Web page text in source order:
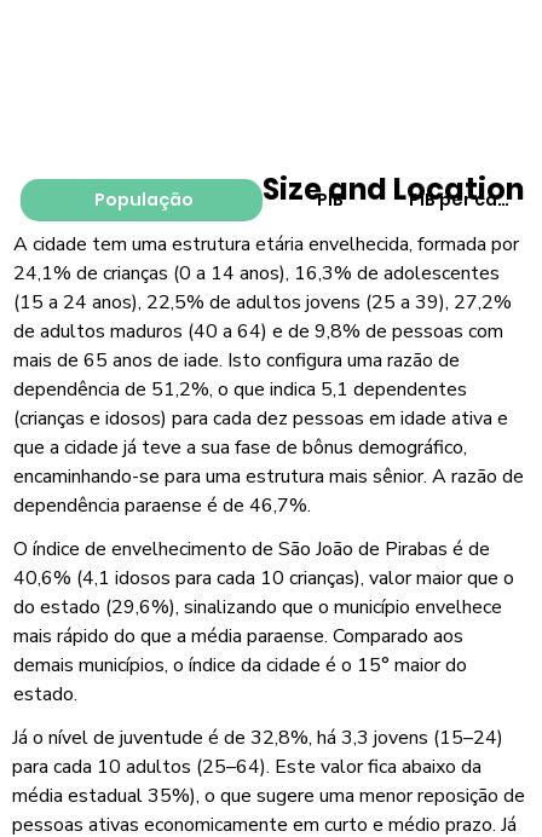
População PIB PIB per capita
Size and Location
A cidade tem uma estrutura etária envelhecida, formada por
24,1% de crianças (0 a 14 anos), 16,3% de adolescentes
(15 a 24 anos), 22,5% de adultos jovens (25 a 39), 27,2%
de adultos maduros (40 a 64) e de 9,8% de pessoas com
mais de 65 anos de iade. Isto configura uma razão de
dependência de 51,2%, o que indica 5,1 dependentes
(crianças e idosos) para cada dez pessoas em idade ativa e
que a cidade já teve a sua fase de bônus demográfico,
encaminhando-se para uma estrutura mais sênior. A razão de
dependência paraense é de 46,7%.
O índice de envelhecimento de São João de Pirabas é de
40,6% (4,1 idosos para cada 10 crianças), valor maior que o
do estado (29,6%), sinalizando que o município envelhece
mais rápido do que a média paraense. Comparado aos
demais municípios, o índice da cidade é o 15° maior do
estado.
Já o nível de juventude é de 32,8%, há 3,3 jovens (15–24)
para cada 10 adultos (25–64). Este valor fica abaixo da
média estadual 35%), o que sugere uma menor reposição de
pessoas ativas economicamente em curto e médio prazo. Já